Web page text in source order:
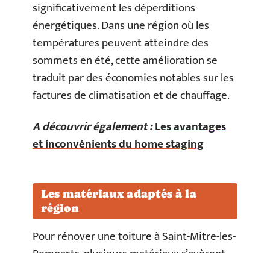
significativement les déperditions
énergétiques. Dans une région où les
températures peuvent atteindre des
sommets en été, cette amélioration se
traduit par des économies notables sur les
factures de climatisation et de chauffage.
A découvrir également :Les avantages
et inconvénients du home staging
Les matériaux adaptés à la
région
Pour rénover une toiture à Saint-Mitre-les-